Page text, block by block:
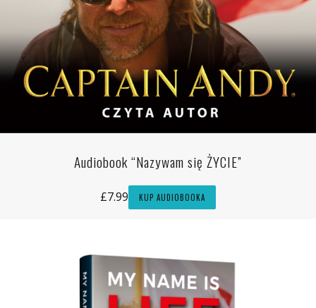
Audiobook “Nazywam się ŻYCIE”
£7.99 KUP AUDIOBOOKA